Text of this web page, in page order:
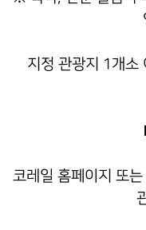
지정 관광지 1개소
코레일 홈페이지 또는